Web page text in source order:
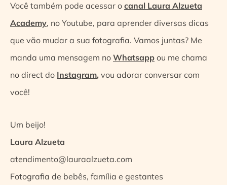
Você também pode acessar o canal Laura Alzueta
Academy, no Youtube, para aprender diversas dicas
que vão mudar a sua fotografia. Vamos juntas? Me
manda uma mensagem no Whatsapp ou me chama
no direct do Instagram, vou adorar conversar com
você!
Um beijo!
Laura Alzueta
atendimento@lauraalzueta.com
Fotografia de bebês, família e gestantes